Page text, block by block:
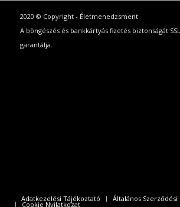
2020 © Copyright - Életmenedzsment
A böngészés és bankkártyás fizetés biztonságát
garantálja.
Adatkezelési Tájékoztató Általános
Cookie Nyilatkozat